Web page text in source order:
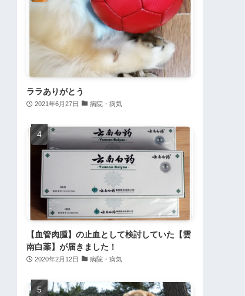
ララありがとう
2021年6月27日 病院・病気
【血管肉腫】の止血として検討していた【雲
南白薬】が届きました！
2020年2月12日 病院・病気